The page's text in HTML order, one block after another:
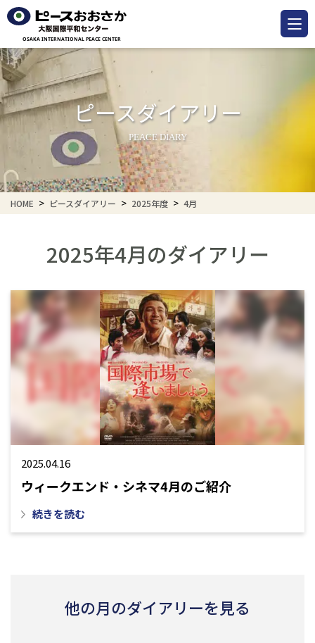
ピースダイアリー
PEACE DIARY
HOME ピースダイアリー 2025年度 4月
2025年4月のダイアリー
2025.04.16
ウィークエンド・シネマ4月のご紹介
続きを読む
他の月のダイアリーを見る